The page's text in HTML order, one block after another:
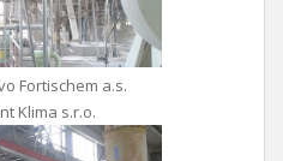
Fortischem a.s.
Klima s.r.o.